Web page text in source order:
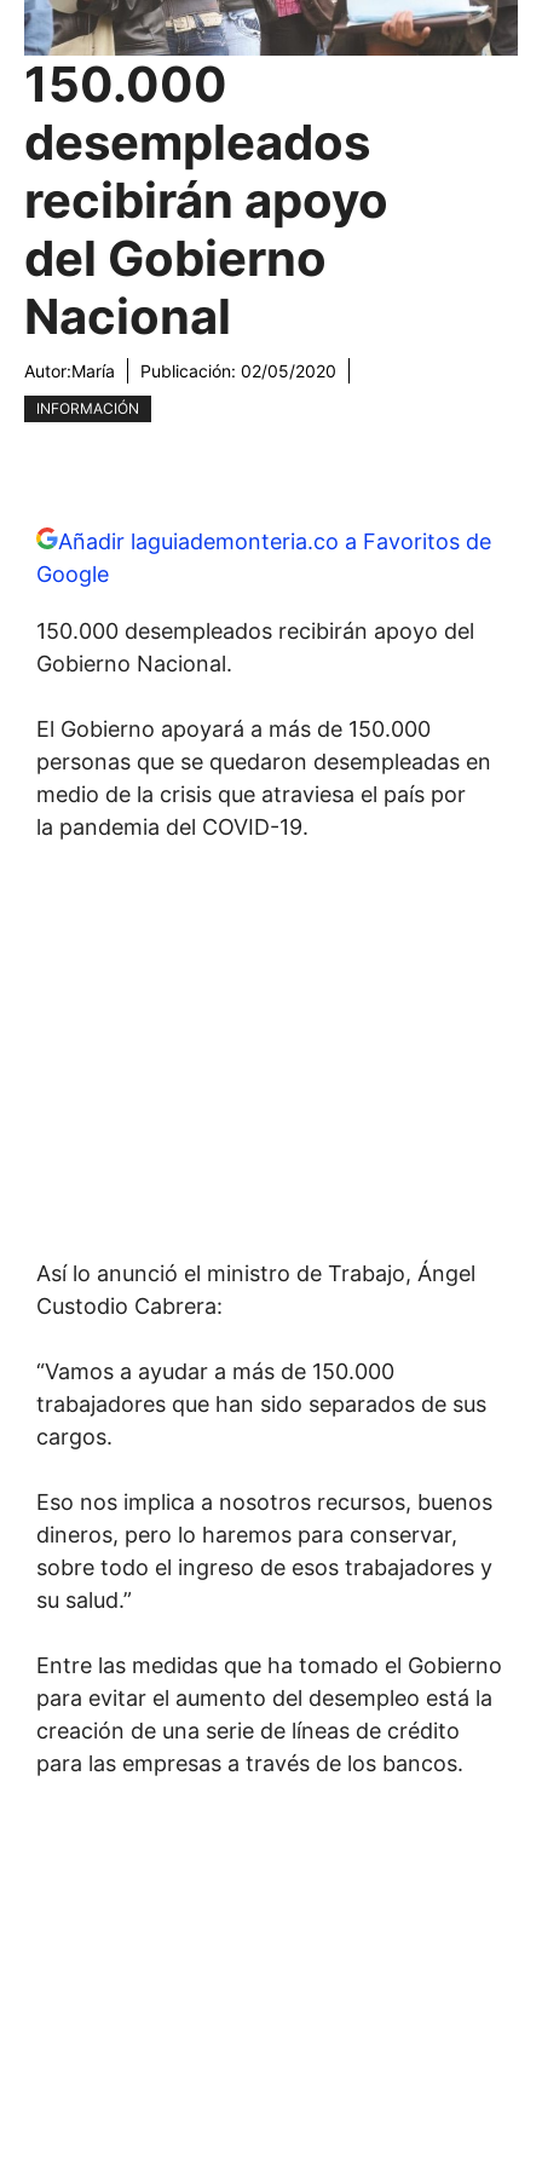
150.000
desempleados
recibirán apoyo
del Gobierno
Nacional
Autor:María Publicación: 02/05/2020
INFORMACIÓN
Añadir laguiademonteria.co a Favoritos de
Google
150.000 desempleados recibirán apoyo del
Gobierno Nacional.
El Gobierno apoyará a más de 150.000
personas que se quedaron desempleadas en
medio de la crisis que atraviesa el país por
la pandemia del COVID-19.
Así lo anunció el ministro de Trabajo, Ángel
Custodio Cabrera:
“Vamos a ayudar a más de 150.000
trabajadores que han sido separados de sus
cargos.
Eso nos implica a nosotros recursos, buenos
dineros, pero lo haremos para conservar,
sobre todo el ingreso de esos trabajadores y
su salud.”
Entre las medidas que ha tomado el Gobierno
para evitar el aumento del desempleo está la
creación de una serie de líneas de crédito
para las empresas a través de los bancos.